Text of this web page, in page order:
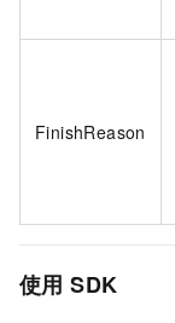
FinishReason
使用 SDK